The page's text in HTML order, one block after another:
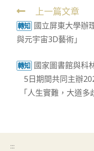
Read
more
articles
上一篇文章
轉知 國立屏東大學辦
與元宇宙3D藝術」
轉知 國家圖書館與科
5日期間共同主辦
「人生實難，大道
:::